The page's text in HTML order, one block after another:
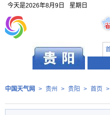
今天是2026年8月9日
星期日
中国天气网 > 贵州 > 贵阳 > 首页 >